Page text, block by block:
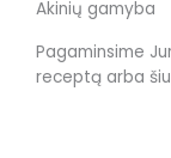
Akinių gamyba
Pagaminsime
receptą arba